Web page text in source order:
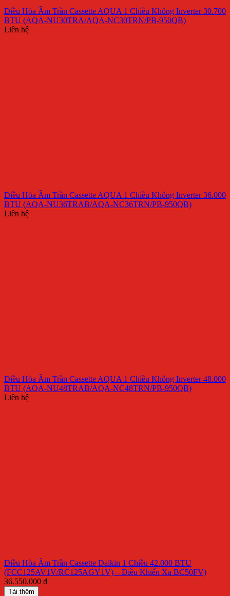
Điều Hòa Âm Trần Cassette AQUA 1 Chiều Không Inverter 30.700
BTU (AQA-NU30TRA/AQA-NC30TRN/PB-950QB)
Liên hệ
Điều Hòa Âm Trần Cassette AQUA 1 Chiều Không Inverter 36.000
BTU (AQA-NU36TRAB/AQA-NC36TRN/PB-950QB)
Liên hệ
Điều Hòa Âm Trần Cassette AQUA 1 Chiều Không Inverter 48.000
BTU (AQA-NU48TRAB/AQA-NC48TRN/PB-950QB)
Liên hệ
Điều Hòa Âm Trần Cassette Daikin 1 Chiều 42.000 BTU
(FCC125AV1V/RC125AGY1V) – Điều Khiển Xa BC50FV)
36.550.000 ₫
Tải thêm